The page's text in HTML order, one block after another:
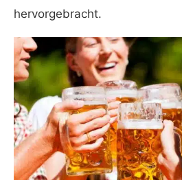
hervorgebracht.